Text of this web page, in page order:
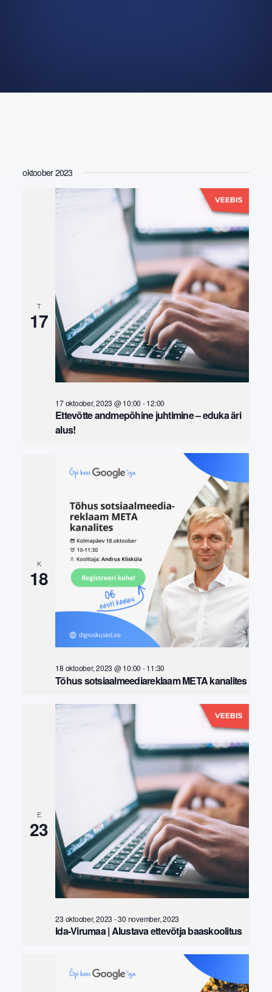
oktoober 2023
T
17
17 oktoober, 2023 @ 10:00 -12:00
Ettevõtte andmepõhine juhtimine – eduka äri
alus!
K
18
18 oktoober, 2023 @ 10:00 -11:30
Tõhus sotsiaalmeediareklaam META kanalites
E
23
23 oktoober, 2023 -30 november, 2023
Ida-Virumaa | Alustava ettevõtja baaskoolitus